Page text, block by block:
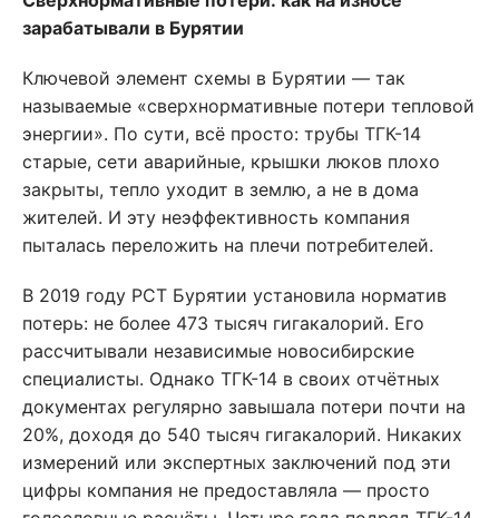
зарабатывали в Бурятии
Ключевой элемент схемы в Бурятии — так
называемые «сверхнормативные потери тепловой
энергии». По сути, всё просто: трубы ТГК-14
старые, сети аварийные, крышки люков плохо
закрыты, тепло уходит в землю, а не в дома
жителей. И эту неэффективность компания
пыталась переложить на плечи потребителей.
В 2019 году РСТ Бурятии установила норматив
потерь: не более 473 тысяч гигакалорий. Его
рассчитывали независимые новосибирские
специалисты. Однако ТГК-14 в своих отчётных
документах регулярно завышала потери почти на
20%, доходя до 540 тысяч гигакалорий. Никаких
измерений или экспертных заключений под эти
цифры компания не предоставляла — просто